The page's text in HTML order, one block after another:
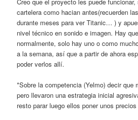
cartelera como hacian antes(recuerden
durante meses para ver Titanic… ) y
nivel técnico en sonido e imagen. Hay
normalmente, solo hay uno o como
a la semana, así que a partir de ahora
poder verlos allí.
*Sobre la competencia (Yelmo) decir que
pero llevaron una estrategia inicial
resto parar luego ellos poner unos